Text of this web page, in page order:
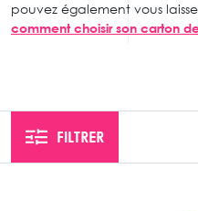
pouvez également vous
comment choisir son carton
FILTRER